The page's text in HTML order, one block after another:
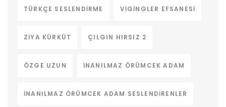
TÜRKÇE SESLENDIRME VIGINGLER EFSANESI
ZIYA KÜRKÜT ÇILGIN HIRSIZ 2
ÖZGE UZUN İNANILMAZ ÖRÜMCEK ADAM
İNANILMAZ ÖRÜMCEK ADAM SESLENDIRENLER